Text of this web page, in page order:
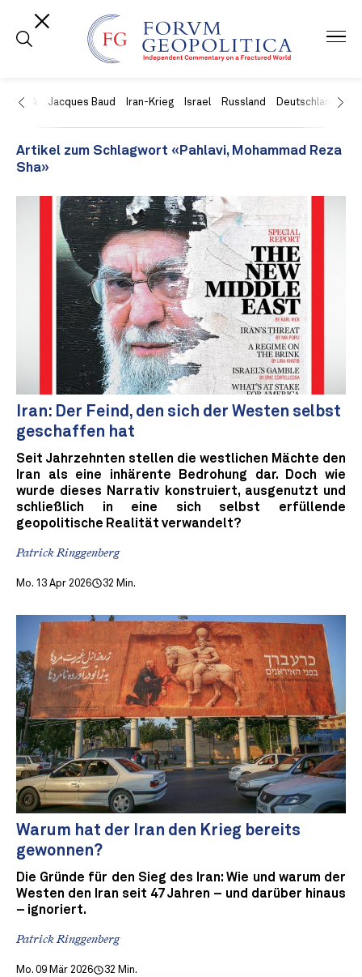
USA Jacques Baud Iran-Krieg Israel Russland Deutschland
Artikel zum Schlagwort «Pahlavi, Mohammad Reza
Sha»
Iran: Der Feind, den sich der Westen selbst
geschaffen hat
Seit Jahrzehnten stellen die westlichen Mächte den
Iran als eine inhärente Bedrohung dar. Doch wie
wurde dieses Narrativ konstruiert, ausgenutzt und
schließlich in eine sich selbst erfüllende
geopolitische Realität verwandelt?
Patrick Ringgenberg
Mo. 13 Apr 2026 32 Min.
Warum hat der Iran den Krieg bereits
gewonnen?
Die Gründe für den Sieg des Iran: Wie und warum der
Westen den Iran seit 47 Jahren – und darüber hinaus
– ignoriert.
Patrick Ringgenberg
Mo. 09 Mär 2026 32 Min.